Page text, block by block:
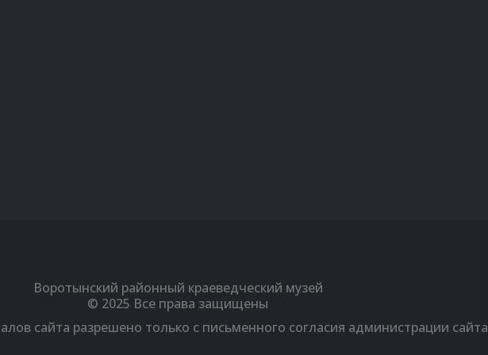
Воротынский районный краеведческий музей
© 2025 Все права защищены
сайта разрешено только с письменного согласия администрации сайта